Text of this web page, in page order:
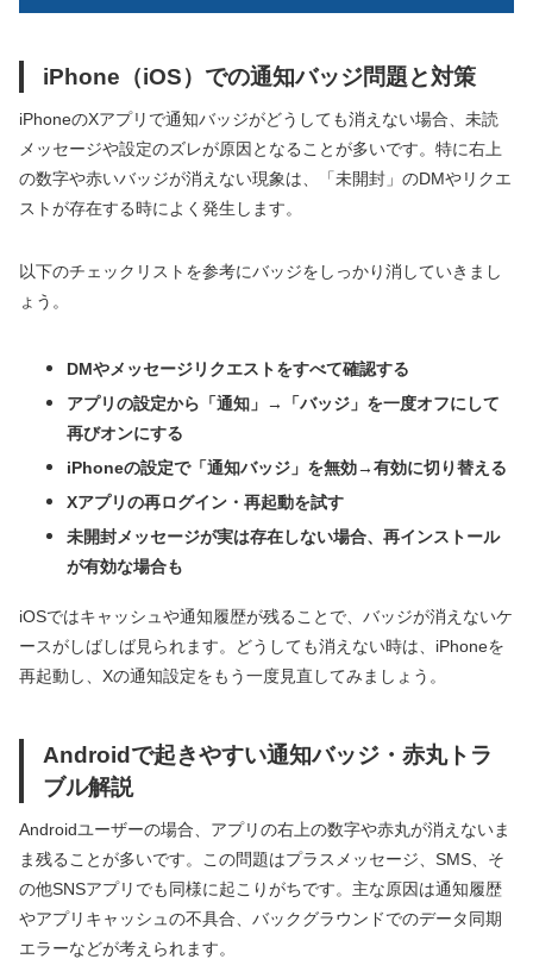
iPhone（iOS）での通知バッジ問題と対策
iPhoneのXアプリで通知バッジがどうしても消えない場合、未読
メッセージや設定のズレが原因となることが多いです。特に右上
の数字や赤いバッジが消えない現象は、「未開封」のDMやリクエ
ストが存在する時によく発生します。
以下のチェックリストを参考にバッジをしっかり消していきまし
ょう。
DMやメッセージリクエストをすべて確認する
アプリの設定から「通知」→「バッジ」を一度オフにして
再びオンにする
iPhoneの設定で「通知バッジ」を無効→有効に切り替える
Xアプリの再ログイン・再起動を試す
未開封メッセージが実は存在しない場合、再インストール
が有効な場合も
iOSではキャッシュや通知履歴が残ることで、バッジが消えないケ
ースがしばしば見られます。どうしても消えない時は、iPhoneを
再起動し、Xの通知設定をもう一度見直してみましょう。
Androidで起きやすい通知バッジ・赤丸トラ
ブル解説
Androidユーザーの場合、アプリの右上の数字や赤丸が消えないま
ま残ることが多いです。この問題はプラスメッセージ、SMS、そ
の他SNSアプリでも同様に起こりがちです。主な原因は通知履歴
やアプリキャッシュの不具合、バックグラウンドでのデータ同期
エラーなどが考えられます。